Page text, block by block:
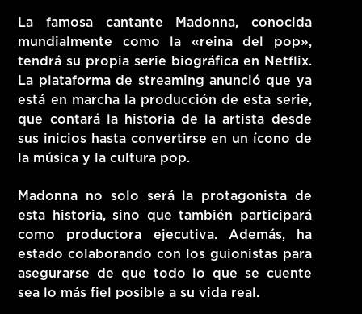
Hits – 96.5 FM
La famosa cantante Madonna, conocida
mundialmente como la «reina del pop»,
tendrá su propia serie biográfica en Netflix.
La plataforma de streaming anunció que ya
está en marcha la producción de esta serie,
que contará la historia de la artista desde
sus inicios hasta convertirse en un ícono de
la música y la cultura pop.
Madonna no solo será la protagonista de
esta historia, sino que también participará
como productora ejecutiva. Además, ha
estado colaborando con los guionistas para
asegurarse de que todo lo que se cuente
sea lo más fiel posible a su vida real.